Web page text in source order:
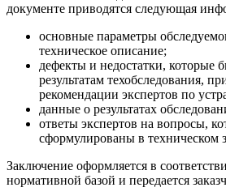
документе приводятся следующая
основные параметры
техническое описание;
дефекты и недостатки, которые
результатам техобследования,
рекомендации экспертов по
данные о результатах
ответы экспертов на вопросы,
сформулированы в техническом
Заключение оформляется в
нормативной базой и передается